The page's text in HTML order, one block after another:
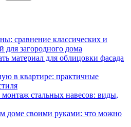
сравнение классических и
для загородного дома
материал для облицовки фасада
в квартире: практичные
стальных навесов: виды,
доме своими руками: что можно